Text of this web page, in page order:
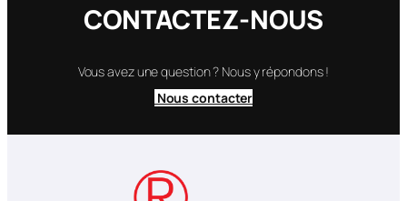
CONTACTEZ-NOUS
Vous avez une question ? Nous y répondons !
Nous contacter